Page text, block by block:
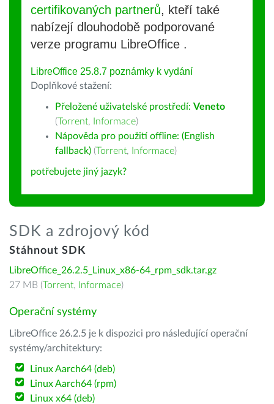
certifikovaných partnerů, kteří také
nabízejí dlouhodobě podporované
verze programu LibreOffice .
LibreOffice 25.8.7 poznámky k vydání
Doplňkové stažení:
Přeložené uživatelské prostředí: Veneto
(Torrent, Informace)
Nápověda pro použití offline: (English
fallback) (Torrent, Informace)
potřebujete jiný jazyk?
SDK a zdrojový kód
Stáhnout SDK
LibreOffice_26.2.5_Linux_x86-64_rpm_sdk.tar.gz
27 MB (Torrent, Informace)
Operační systémy
LibreOffice 26.2.5 je k dispozici pro následující operační
systémy/architektury:
Linux Aarch64 (deb)
Linux Aarch64 (rpm)
Linux x64 (deb)